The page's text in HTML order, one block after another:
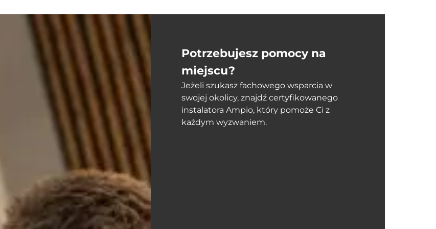
Potrzebujesz pomocy na
miejscu?
Jeżeli szukasz fachowego wsparcia w
swojej okolicy, znajdź certyfikowanego
instalatora Ampio, który pomoże Ci z
każdym wyzwaniem.